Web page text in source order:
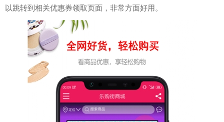
以跳转到相关优惠券领取页面，非常方面好用。